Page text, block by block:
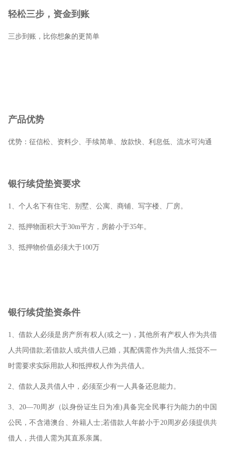
轻松三步，资金到账
三步到账，比你想象的更简单
产品优势
优势：征信松、资料少、手续简单、放款快、利息低、流水可沟通
银行续贷垫资要求
1、个人名下有住宅、别墅、公寓、商铺、写字楼、厂房。
2、抵押物面积大于30m平方，房龄小于35年。
3、抵押物价值必须大于100万
银行续贷垫资条件
1、借款人必须是房产所有权人(或之一)，其他所有产权人作为共借
人共同借款;若借款人或共借人已婚，其配偶需作为共借人;抵贷不一
时需要求实际用款人和抵押权人作为共借人。
2、借款人及共借人中，必须至少有一人具备还息能力。
3、20—70周岁（以身份证生日为准)具备完全民事行为能力的中国
公民，不含港澳台、外籍人士;若借款人年龄小于20周岁必须提供共
借人，共借人需为其直系亲属。